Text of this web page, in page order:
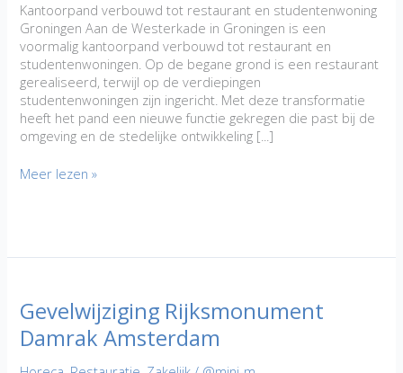
Kantoorpand verbouwd tot restaurant en studentenwoning
Groningen Aan de Westerkade in Groningen is een
voormalig kantoorpand verbouwd tot restaurant en
studentenwoningen. Op de begane grond is een restaurant
gerealiseerd, terwijl op de verdiepingen
studentenwoningen zijn ingericht. Met deze transformatie
heeft het pand een nieuwe functie gekregen die past bij de
omgeving en de stedelijke ontwikkeling [...]
Westerkade
en
Meer lezen »
Gevelwijziging Rijksmonument
Damrak Amsterdam